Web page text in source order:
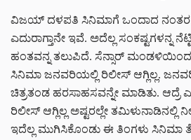
ವಿಜಯ್ ದಳಪತಿ ಸಿನಿಮಾಗೆ ಒಂದಾದ ನಂತರ
ಎದುರಾಗ್ತಾನೇ ಇವೆ. ಅದೆಲ್ಲ ಸಂಕಷ್ಟಗಳನ್ನ
ಹಂತವನ್ನ ತಲುಪಿದೆ. ಸೆನ್ಸಾರ್ ಮಂಡಳಿಯಿಂದ
ಸಿನಿಮಾ ಜನವರಿಯಲ್ಲಿ ರಿಲೀಸ್ ಆಗ್ಲಿಲ್ಲ.
ಚಿತ್ರತಂಡ ಹರಸಾಹಸವನ್ನೇ ಮಾಡಿತು. ಆದ್ರೆ
ರಿಲೀಸ್ ಆಗ್ಲಿಲ್ಲ ಅಷ್ಟರಲ್ಲೇ ತಮಿಳುನಾಡಿನಲ್ಲಿ
ಇದೆಲ್ಲ ಮುಗಿಸಿಕೊಂಡು ಈ ತಿಂಗಳು ಸಿನಿಮಾ